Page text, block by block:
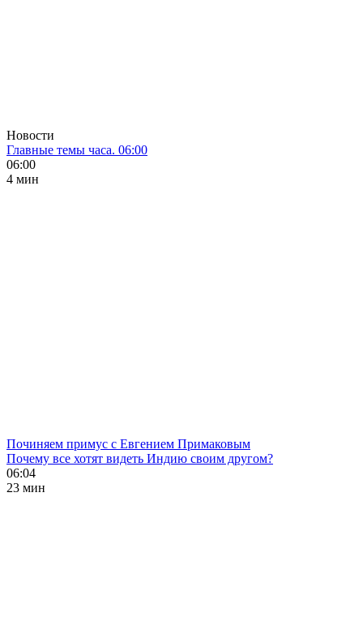
Новости
Главные темы часа. 06:00
06:00
4 мин
Починяем примус с Евгением Примаковым
Почему все хотят видеть Индию своим другом?
06:04
23 мин